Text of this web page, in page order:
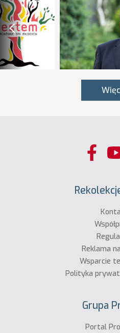
Reklama
Wsparcie
Polityka
Grupa
Portal